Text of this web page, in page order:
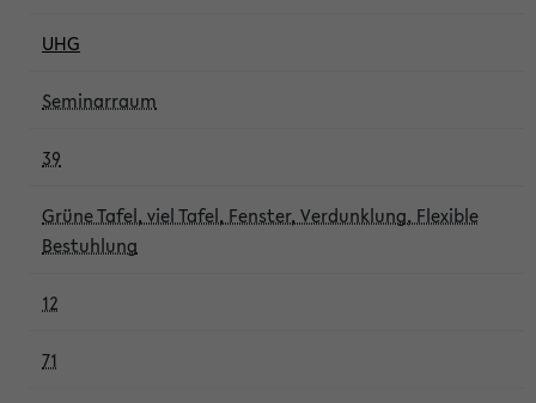
UHG
Seminarraum
39
Grüne Tafel, viel Tafel, Fenster, Verdunklung, Flexible
Bestuhlung
12
71